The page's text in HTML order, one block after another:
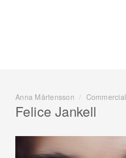
Anna Mårtensson / Commercial
Felice Jankell